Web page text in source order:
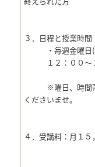
３．日程と授業
・毎週金曜日(3
１２：００〜１
※曜日、時間帯
くださいませ。
４．受講料：月１